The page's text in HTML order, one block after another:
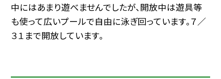
中にはあまり遊べませんでしたが、開放中は遊具等
も使って広いプールで自由に泳ぎ回っています。７／
３１まで開放しています。